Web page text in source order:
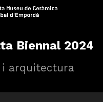
Biennal 2024
i arquitectura